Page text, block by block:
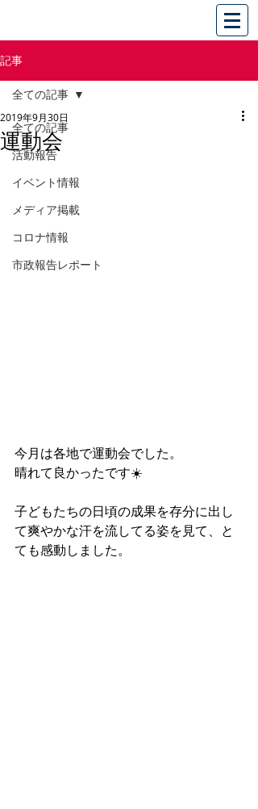
記事
全ての記事
活動報告
イベント情報
メディア掲載
コロナ情報
市政報告レポート
全ての記事
運動会
2019年9月30日
今月は各地で運動会でした。
晴れて良かったです☀️
子どもたちの日頃の成果を存分に出し
て爽やかな汗を流してる姿を見て、と
ても感動しました。